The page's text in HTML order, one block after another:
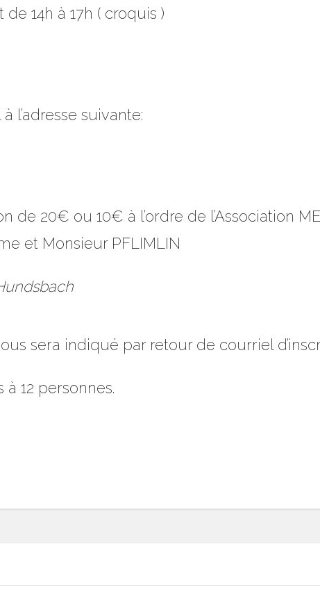
de 14h à 17h ( croquis )
l’adresse suivante:
de 20€ ou 10€ à l’ordre de l’Association
et Monsieur PFLIMLIN
sera indiqué par retour de courriel
12 personnes.